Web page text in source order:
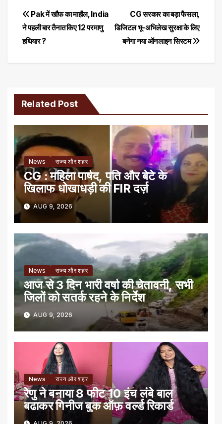
Post
navigation
CG सरकार का बड़ा फैसला,
डिजिटल भू-अभिलेख सुरक्षा के लिए
बनेगा नया ऑनलाइन सिस्टम
Pak में खौफ का माहौल, India
ने पहली बार तैनात किए 12 परमाणु
हथियार ?
Related Post
News राज्य और शहर
CG : महिला पार्षद, पति और बेटे के
खिलाफ धोखाधड़ी की FIR दर्ज़
AUG 9, 2026
News राज्य और शहर
आज से 3 दिन भारी वर्षा की चेतावनी, सभी
जिलों को सतर्क रहने के निर्देश
AUG 9, 2026
News राज्य और शहर
रेणु ने बनाया 8 फीट 10 इंच लंबे बाल
बढाकर गिनीज बुक ऑफ़ वर्ल्ड रिकार्ड